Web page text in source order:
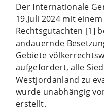
Der Internationale
19.Juli 2024 mit
Rechtsgutachten [1]
andauernde
Gebiete
aufgefordert, alle
Westjordanland zu
wurde unabhängig
erstellt.